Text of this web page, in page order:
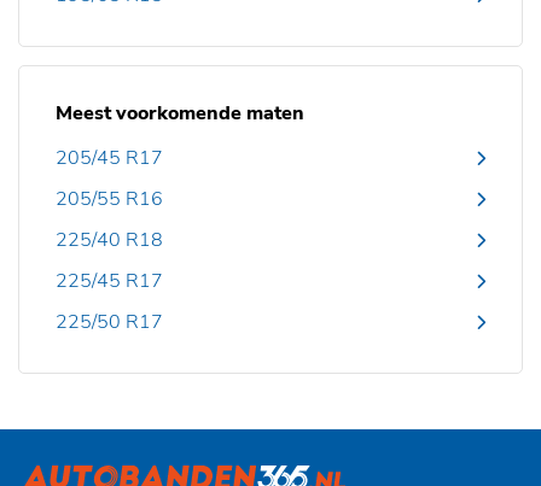
Meest voorkomende maten
205/45 R17
205/55 R16
225/40 R18
225/45 R17
225/50 R17